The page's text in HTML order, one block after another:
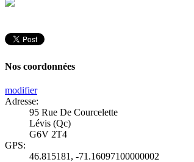
Nos coordonnées
modifier
Adresse:
95 Rue De Courcelette
Lévis (Qc)
G6V 2T4
GPS:
46.815181 , -71.16097100000002